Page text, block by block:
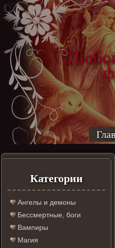
Категории
Ангелы и демоны
Бессмертные, боги
Вампиры
Магия